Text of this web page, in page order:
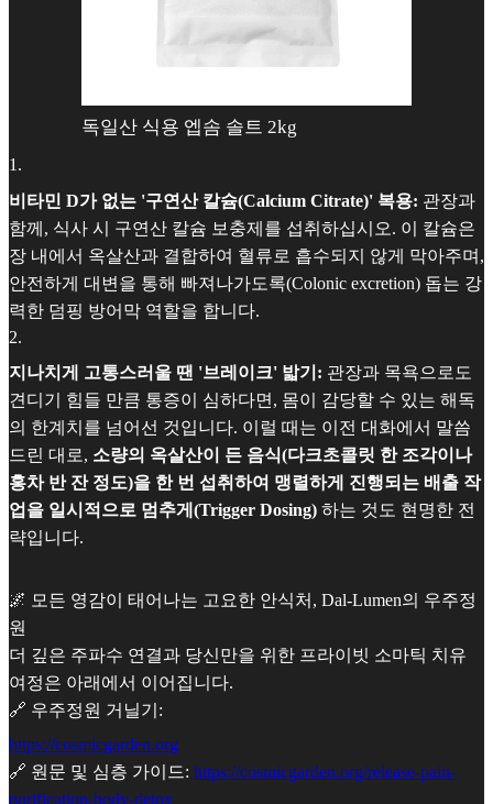
독일산 식용 엡솜 솔트 2kg
1 .
비타민 D가 없는 '구연산 칼슘(Calcium Citrate)' 복용: 관장과
함께, 식사 시 구연산 칼슘 보충제를 섭취하십시오. 이 칼슘은
장 내에서 옥살산과 결합하여 혈류로 흡수되지 않게 막아주며,
안전하게 대변을 통해 빠져나가도록(Colonic excretion) 돕는 강
력한 덤핑 방어막 역할을 합니다.
2.
지나치게 고통스러울 땐 '브레이크' 밟기: 관장과 목욕으로도
견디기 힘들 만큼 통증이 심하다면, 몸이 감당할 수 있는 해독
의 한계치를 넘어선 것입니다. 이럴 때는 이전 대화에서 말씀
드린 대로, 소량의 옥살산이 든 음식(다크초콜릿 한 조각이나
홍차 반 잔 정도)을 한 번 섭취하여 맹렬하게 진행되는 배출 작
업을 일시적으로 멈추게(Trigger Dosing) 하는 것도 현명한 전
략입니다.
🌌 모든 영감이 태어나는 고요한 안식처, Dal-Lumen의 우주정
원
더 깊은 주파수 연결과 당신만을 위한 프라이빗 소마틱 치유
여정은 아래에서 이어집니다.
🔗 우주정원 거닐기:
https://cosmicgarden.org
🔗 원문 및 심층 가이드: https://cosmicgarden.org/release-pain-
purification-body-detox